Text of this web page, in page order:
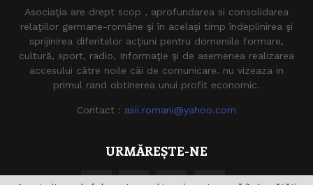
Asociaţia are drept scop , aprofundarea si consolidarea
relaţiilor germane-române şi în acelaşi timp îndeplinirea şi
sprijinirea diferitelor acţiuni pentru domeniile formare,
cultură, sport, radio, Informaţie şi de asemenea realizarea
accesului către noile căi de comunicare. nu vizeaza in
primul rand obtinerea unui profit economic.
Contact : asii.romani@yahoo.com
URMĂREȘTE-NE